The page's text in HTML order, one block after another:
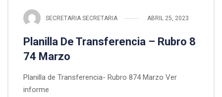
SECRETARIA SECRETARIA ABRIL 25, 2023
Planilla De Transferencia – Rubro 8
74 Marzo
Planilla de Transferencia- Rubro 874 Marzo Ver
informe